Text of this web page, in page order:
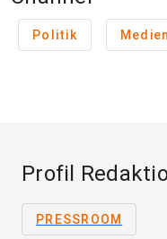
Politik Medien
Profil
PRESSROOM